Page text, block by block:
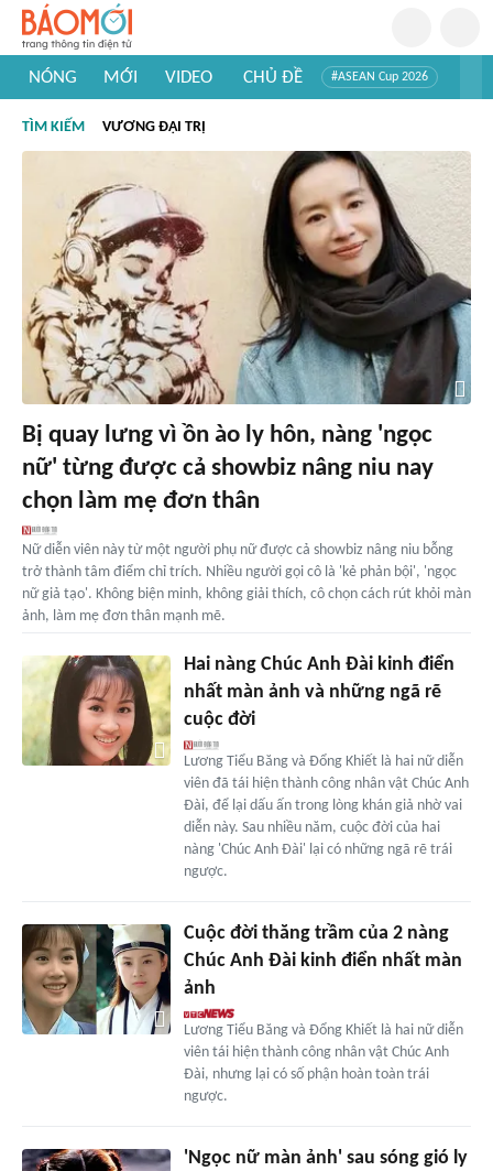
NÓNG MỚI VIDEO CHỦ ĐỀ #ASEAN Cup 2026
#Khám phá thế giới
TÌM KIẾM VƯƠNG ĐẠI TRỊ
Bị quay lưng vì ồn ào ly hôn, nàng 'ngọc
nữ' từng được cả showbiz nâng niu nay
chọn làm mẹ đơn thân
Nữ diễn viên này từ một người phụ nữ được cả showbiz nâng niu bỗng
trở thành tâm điểm chỉ trích. Nhiều người gọi cô là 'kẻ phản bội', 'ngọc
nữ giả tạo'. Không biện minh, không giải thích, cô chọn cách rút khỏi màn
ảnh, làm mẹ đơn thân mạnh mẽ.
Hai nàng Chúc Anh Đài kinh điển
nhất màn ảnh và những ngã rẽ
cuộc đời
Lương Tiểu Băng và Đổng Khiết là hai nữ diễn
viên đã tái hiện thành công nhân vật Chúc Anh
Đài, để lại dấu ấn trong lòng khán giả nhờ vai
diễn này. Sau nhiều năm, cuộc đời của hai
nàng 'Chúc Anh Đài' lại có những ngã rẽ trái
ngược.
Cuộc đời thăng trầm của 2 nàng
Chúc Anh Đài kinh điển nhất màn
ảnh
Lương Tiểu Băng và Đổng Khiết là hai nữ diễn
viên tái hiện thành công nhân vật Chúc Anh
Đài, nhưng lại có số phận hoàn toàn trái
ngược.
'Ngọc nữ màn ảnh' sau sóng gió ly